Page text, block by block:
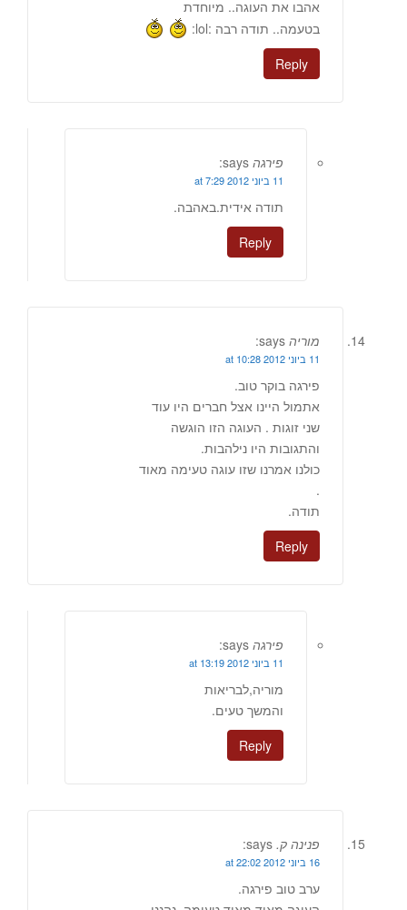
אהבו את העוגה.. מיוחדת
בטעמה.. תודה רבה :lol:
Reply
פירגה says:
11 ביוני 2012 at 7:29
תודה אידית.באהבה.
Reply
מוריה says:
11 ביוני 2012 at 10:28
פירגה בוקר טוב.
אתמול היינו אצל חברים היו עוד
שני זוגות . העוגה הזו הוגשה
והתגובות היו נילהבות.
כולנו אמרנו שזו עוגה טעימה מאוד
.
תודה.
Reply
פירגה says:
11 ביוני 2012 at 13:19
מוריה,לבריאות
והמשך טעים.
Reply
פנינה ק. says:
16 ביוני 2012 at 22:02
ערב טוב פירגה.